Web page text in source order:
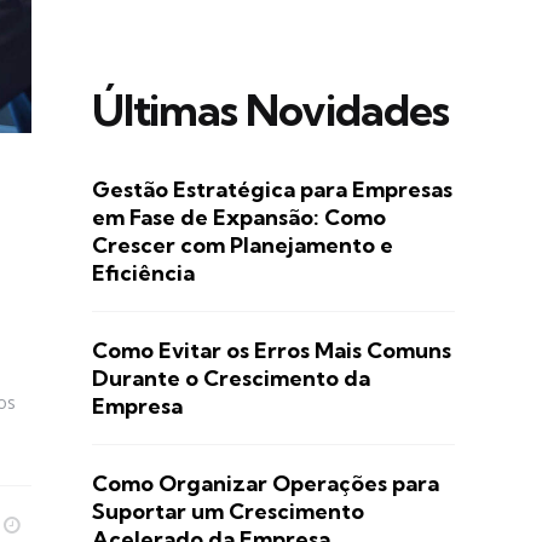
Últimas Novidades
Gestão Estratégica para Empresas
em Fase de Expansão: Como
Crescer com Planejamento e
Eficiência
Como Evitar os Erros Mais Comuns
Durante o Crescimento da
Empresa
Como Organizar Operações para
Suportar um Crescimento